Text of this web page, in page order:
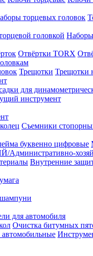
торцевых головок
головкой
Отвёртки TORX
Трещотки Трещотки
для
инструмент
Съемники
буквенно цифровые
Внутренние
для автомобиля
Очистка битумных